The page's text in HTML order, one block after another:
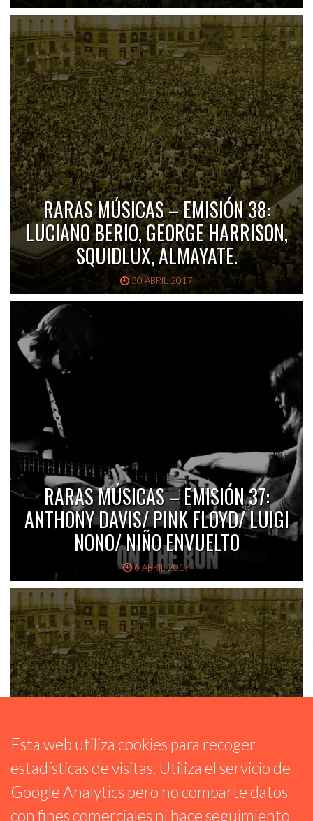
RARAS MÚSICAS – EMISIÓN 38:
LUCIANO BERIO, GEORGE HARRISON,
SQUIDLUX, ALMAYATE.
30 ABRIL 2017
RARAS MÚSICAS – EMISIÓN 37:
ANTHONY DAVIS/ PINK FLOYD/ LUIGI
NONO/ NIÑO ENVUELTO
6 ABRIL 2017
RARAS MÚSICAS – EMISIÓN 36: JOHN
CAGE, NANÁ VASCONCELOS, TURTLE
ISLAND STRING QUARTET, MIGUEL A.
Esta web utiliza cookies para recoger
estadísticas de visitas. Utiliza el servicio de
Google Analytics pero no comparte datos
con fines comerciales ni hace seguimiento